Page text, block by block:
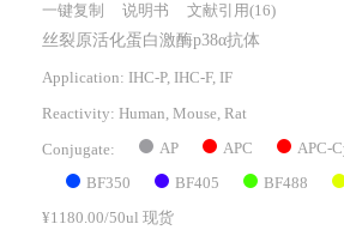
一键复制 说明书 文献引用(16)
丝裂原活化蛋白激酶p38α抗体
Application: IHC-P, IHC-F, IF
Reactivity: Human, Mouse, Rat
Conjugate: AP APC APC-
BF350 BF405 BF488
¥1180.00/50ul 现货